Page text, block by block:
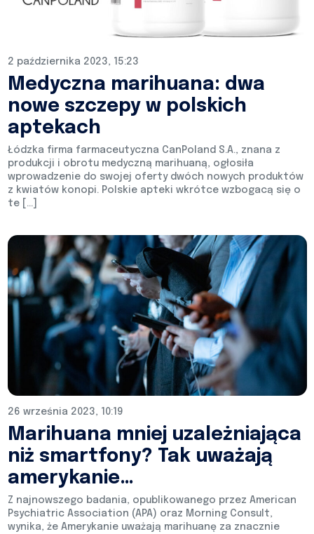
2 października 2023, 15:23
Medyczna marihuana: dwa
nowe szczepy w polskich
aptekach
Łódzka firma farmaceutyczna CanPoland S.A., znana z
produkcji i obrotu medyczną marihuaną, ogłosiła
wprowadzenie do swojej oferty dwóch nowych produktów
z kwiatów konopi. Polskie apteki wkrótce wzbogacą się o
te […]
26 września 2023, 10:19
Marihuana mniej uzależniająca
niż smartfony? Tak uważają
amerykanie…
Z najnowszego badania, opublikowanego przez American
Psychiatric Association (APA) oraz Morning Consult,
wynika, że Amerykanie uważają marihuanę za znacznie